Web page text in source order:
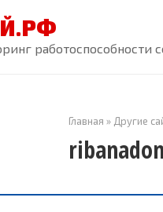
работоспособности
Главная » Другие